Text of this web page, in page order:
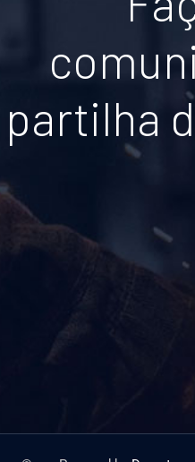
partilha